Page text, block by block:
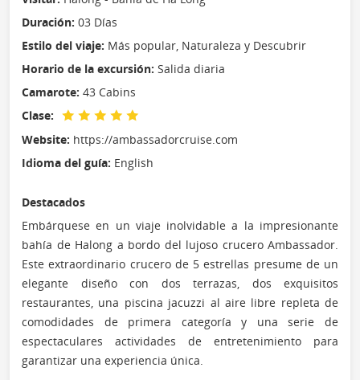
Duración: 03 Días
Estilo del viaje: Más popular, Naturaleza y Descubrir
Horario de la excursión: Salida diaria
Camarote: 43 Cabins
Clase:
Website: https://ambassadorcruise.com
Idioma del guía: English
Destacados
Embárquese en un viaje inolvidable a la impresionante
bahía de Halong a bordo del lujoso crucero Ambassador.
Este extraordinario crucero de 5 estrellas presume de un
elegante diseño con dos terrazas, dos exquisitos
restaurantes, una piscina jacuzzi al aire libre repleta de
comodidades de primera categoría y una serie de
espectaculares actividades de entretenimiento para
garantizar una experiencia única.